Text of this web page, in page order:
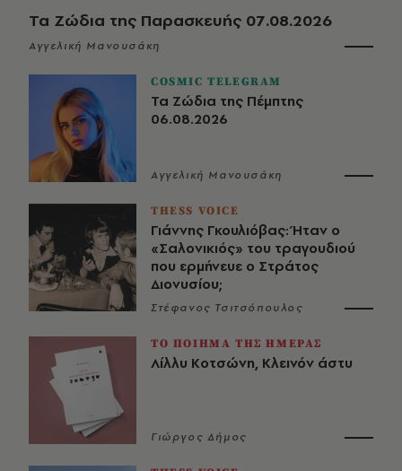
Τα Ζώδια της Παρασκευής 07.08.2026
Αγγελική Μανουσάκη
COSMIC TELEGRAM
Τα Ζώδια της Πέμπτης
06.08.2026
Αγγελική Μανουσάκη
THESS VOICE
Γιάννης Γκουλιόβας: Ήταν ο
«Σαλονικιός» του τραγουδιού
που ερμήνευε ο Στράτος
Διονυσίου;
Στέφανος Τσιτσόπουλος
ΤΟ ΠΟΙΗΜΑ ΤΗΣ ΗΜΕΡΑΣ
Λίλλυ Κοτσώνη, Κλεινόν άστυ
Γιώργος Δήμος